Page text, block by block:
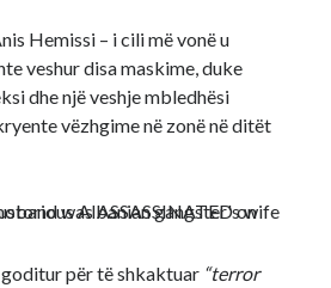
Hemissi – i cili më vonë u
veshur disa maskime, duke
dhe një veshje mbledhësi
vëzhgime në zonë në ditët
për të shkaktuar “terror